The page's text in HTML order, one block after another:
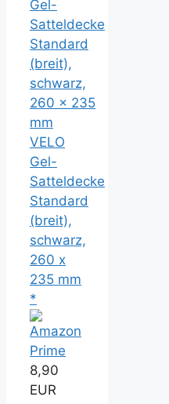
VELO
Gel-
Satteldecke
Standard
(breit),
schwarz,
260 x
235 mm
*
8,90
EUR